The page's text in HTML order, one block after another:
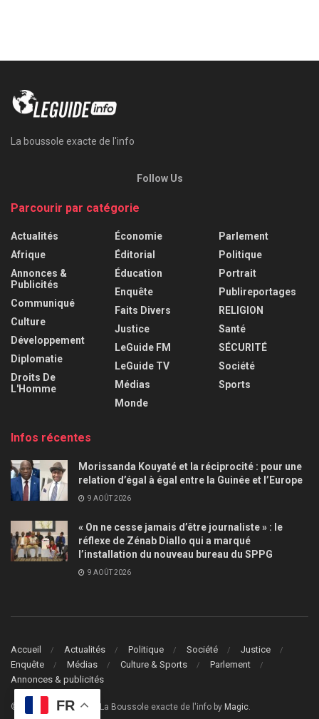
La boussole exacte de l'info
Follow Us
Parcourir par catégorie
Actualités
Afrique
Annonces &
Publicités
Communiqué
Culture
Développement
Diplomatie
Droits De
L'Homme
Économie
Éditorial
Éducation
Enquête
Faits Divers
Justice
LeGuide FM
LeGuide TV
Médias
Monde
Parlement
Politique
Portrait
Publireportages
RELIGION
Santé
SÉCURITÉ
Société
Sports
Infos récentes
Morissanda Kouyaté et la réciprocité : pour une
relation d’égal à égal entre la Guinée et l’Europe
9 AOÛT 2026
« On ne cesse jamais d’être journaliste » : le
réflexe de Zénab Diallo qui a marqué
l’installation du nouveau bureau du SPPG
9 AOÛT 2026
Accueil Actualités Politique Société
Justice
Enquête
Médias Culture & Sports
Parlement
Annonces & publicités
© 2024 Le Guide Info - La Boussole exacte de l'info by Magic
FR